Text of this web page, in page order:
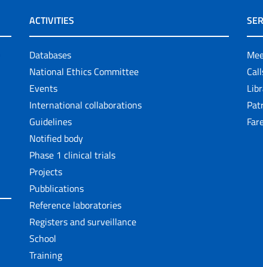
ACTIVITIES
Databases
National Ethics Committee
Events
International collaborations
Guidelines
Notified body
Phase 1 clinical trials
Projects
Pubblications
Reference laboratories
Registers and surveillance
School
Training